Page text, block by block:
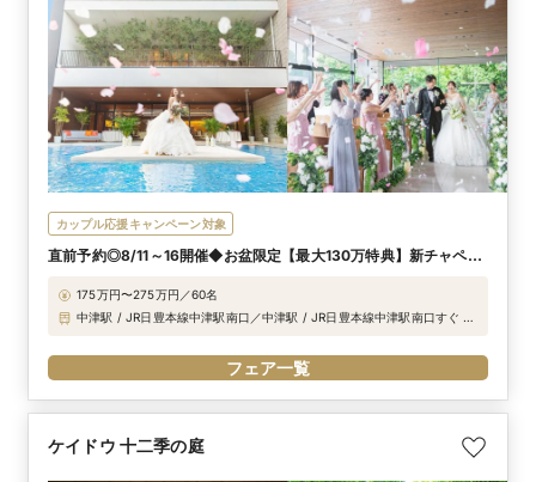
カップル応援キャンペーン対象
直前予約◎8/11～16開催◆お盆限定【最大130万特典】新チャペル
175万円〜275万円／60名
中津駅 / JR日豊本線中津駅南口／中津駅 / JR日豊本線中津駅南口すぐ 東
インターチェンジより車で14分
フェア一覧
ケイドウ 十二季の庭